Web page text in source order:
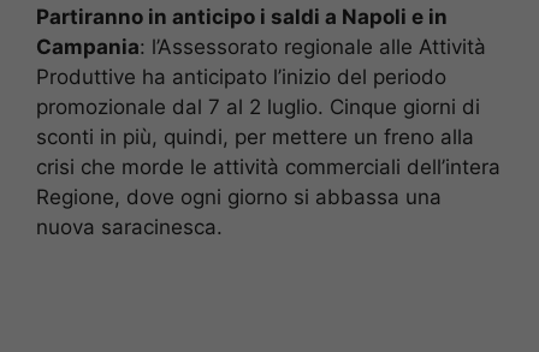
Partiranno in anticipo i saldi a Napoli e in
Campania: l’Assessorato regionale alle Attività
Produttive ha anticipato l’inizio del periodo
promozionale dal 7 al 2 luglio. Cinque giorni di
sconti in più, quindi, per mettere un freno alla
crisi che morde le attività commerciali dell’intera
Regione, dove ogni giorno si abbassa una
nuova saracinesca.